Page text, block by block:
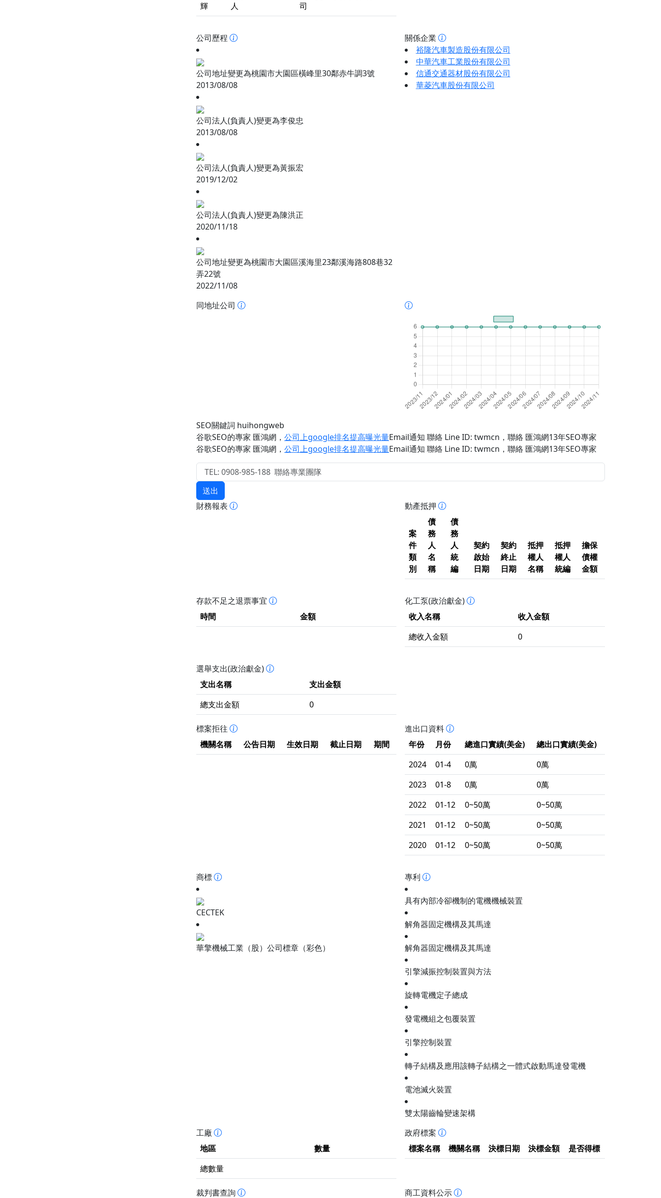
輝
人
司
公司歷程
公司地址變更為桃園市大園區橫峰里30鄰赤牛調3號
2013/08/08
公司法人(負責人)變更為李俊忠
2013/08/08
公司法人(負責人)變更為黃振宏
2019/12/02
公司法人(負責人)變更為陳洪正
2020/11/18
公司地址變更為桃園市大園區溪海里23鄰溪海路808巷32
弄22號
2022/11/08
關係企業
裕隆汽車製造股份有限公司
中華汽車工業股份有限公司
信通交通器材股份有限公司
華菱汽車股份有限公司
同地址公司
SEO關鍵詞 huihongweb
谷歌SEO的專家 匯鴻網 ， 公司上google排名提高曝光量Email通知 聯絡 Line ID: twmcn ，聯絡 匯鴻網13年SEO專家
谷歌SEO的專家 匯鴻網 ， 公司上google排名提高曝光量Email通知 聯絡 Line ID: twmcn ，聯絡 匯鴻網13年SEO專家
送出
財務報表
動產抵押
案
件
類
別
債
務
人
名
稱
債
務
人
統
編
契約
啟始
日期
契約
終止
日期
抵押
權人
名稱
抵押
權人
統編
擔保
債權
金額
存款不足之退票事宜
時間
金額
化工泵(政治獻金)
收入名稱
收入金額
總收入金額
0
選舉支出(政治獻金)
支出名稱
支出金額
總支出金額
0
標案拒往
機關名稱
公告日期 生效日期 截止日期 期間
進出口資料
年份
月份 總進口實績(美金)
總出口實績(美金)
2024
01-4 0萬
0萬
2023
01-8 0萬
0萬
2022
01-12 0~50萬
0~50萬
2021
01-12 0~50萬
0~50萬
2020
01-12 0~50萬 0~50萬
商標
CECTEK
華擎機械工業（股）公司標章（彩色）
專利
具有內部冷卻機制的電機機械裝置
解角器固定機構及其馬達
解角器固定機構及其馬達
引擎減振控制裝置與方法
旋轉電機定子總成
發電機組之包覆裝置
引擎控制裝置
轉子結構及應用該轉子結構之一體式啟動馬達發電機
電池滅火裝置
雙太陽齒輪變速架構
工廠
地區
數量
總數量
政府標案
標案名稱
機關名稱 決標日期 決標金額 是否得標
裁判書查詢 商工資料公示